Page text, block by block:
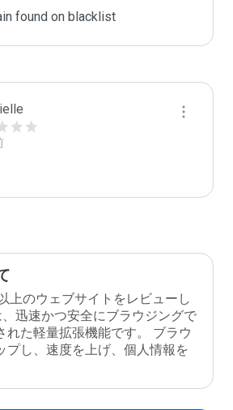
found on blacklist
上のウェブサイトをレビューし
、迅速かつ安全にブラウジングで
れた軽量拡張機能です。 ブラウ
プし、速度を上げ、個人情報を